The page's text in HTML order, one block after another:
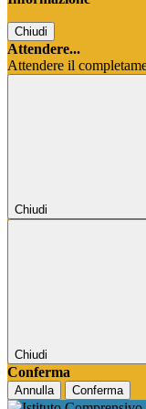
Chiudi
Attendere...
Attendere il
Chiudi
Chiudi
Conferma
Annulla Conferma